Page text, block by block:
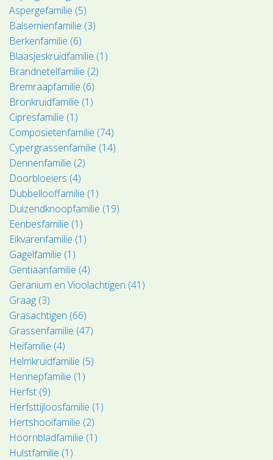
Aspergefamilie (5)
Balsemienfamilie (3)
Berkenfamilie (6)
Blaasjeskruidfamilie (1)
Brandnetelfamilie (2)
Bremraapfamilie (6)
Bronkruidfamilie (1)
Cipresfamilie (1)
Composietenfamilie (74)
Cypergrassenfamilie (14)
Dennenfamilie (2)
Doorbloeiers (4)
Dubbellooffamilie (1)
Duizendknoopfamilie (19)
Eenbesfamilie (1)
Eikvarenfamilie (1)
Gagelfamilie (1)
Gentiaanfamilie (4)
Geranium en Vioolachtigen (41)
Graag (3)
Grasachtigen (66)
Grassenfamilie (47)
Heifamilie (4)
Helmkruidfamilie (5)
Hennepfamilie (1)
Herfst (9)
Herfsttijloosfamilie (1)
Hertshooifamilie (2)
Hoornbladfamilie (1)
Hulstfamilie (1)